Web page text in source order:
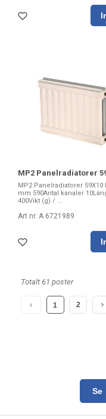
MP2 Panelradiatorer
MP2 Panelradiatorer 59X10
mm 590Antal kanaler
400Vikt (g) / ...
Art nr. A 6721989
Totalt 61 poster
1 2
Se